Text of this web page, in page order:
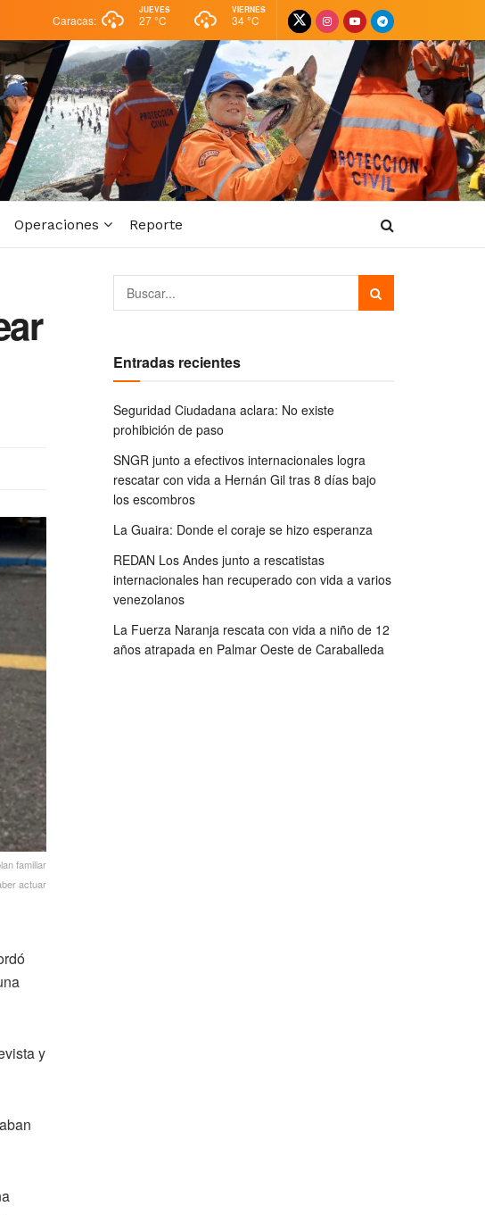
Caracas:
JUEVES
27 °C
VIERNES
34 °C
Operaciones Reporte
familiar
actuar
y
Entradas recientes
Seguridad Ciudadana aclara: No existe
prohibición de paso
SNGR junto a efectivos internacionales logra
rescatar con vida a Hernán Gil tras 8 días bajo
los escombros
La Guaira: Donde el coraje se hizo esperanza
REDAN Los Andes junto a rescatistas
internacionales han recuperado con vida a varios
venezolanos
La Fuerza Naranja rescata con vida a niño de 12
años atrapada en Palmar Oeste de Caraballeda